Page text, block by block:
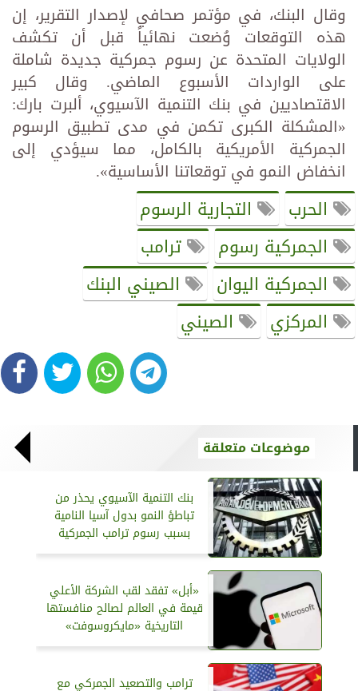
وقال البنك، في مؤتمر صحافي لإصدار التقرير، إن
هذه التوقعات وُضعت نهائياً قبل أن تكشف
الولايات المتحدة عن ‏رسوم جمركية جديدة شاملة
على الواردات الأسبوع الماضي. وقال كبير
الاقتصاديين في بنك التنمية الآسيوي، ألبرت ‏بارك:
«المشكلة الكبرى تكمن في مدى تطبيق الرسوم
الجمركية الأمريكية بالكامل، مما سيؤدي إلى
انخفاض النمو في ‏توقعاتنا الأساسية».‏
الحرب
التجارية الرسوم
الجمركية رسوم
ترامب
الجمركية اليوان
الصيني البنك
المركزي
الصيني
موضوعات متعلقة
بنك التنمية الآسيوي يحذر من
تباطؤ النمو بدول آسيا النامية
بسبب رسوم ترامب الجمركية
«أبل» تفقد لقب الشركة الأعلي
قيمة في العالم لصالح منافستها
التاريخية «مايكروسوفت»
ترامب والتصعيد الجمركي مع